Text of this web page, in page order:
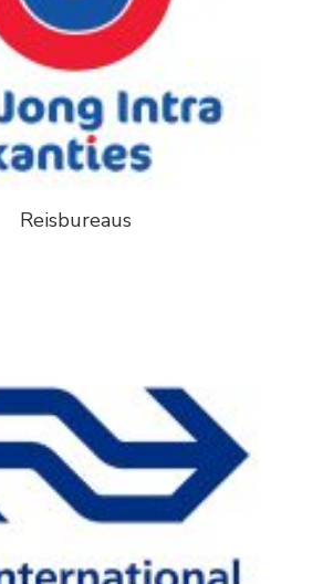
Reisbureaus